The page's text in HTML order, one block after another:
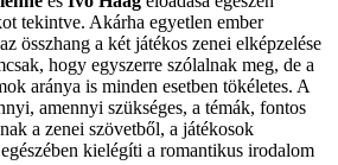
tekintve. Akárha egyetlen ember
összhang a két játékos zenei elképzelése
hogy egyszerre szólalnak meg, de a
aránya is minden esetben tökéletes. A
amennyi szükséges, a témák, fontos
a zenei szövetből, a játékosok
kielégíti a romantikus irodalom